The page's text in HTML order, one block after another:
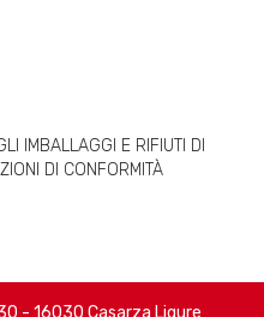
IMBALLAGGI E RIFIUTI DI
DI CONFORMITÀ